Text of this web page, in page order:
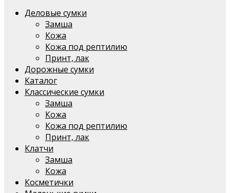
Деловые сумки
Замша
Кожа
Кожа под рептилию
Принт, лак
Дорожные сумки
Каталог
Классические сумки
Замша
Кожа
Кожа под рептилию
Принт, лак
Клатчи
Замша
Кожа
Косметички